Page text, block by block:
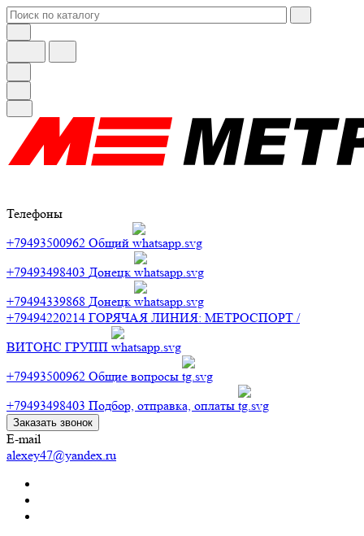
Телефоны
+79493500962 Общий
+79493498403 Донецк
+79494339868 Донецк
+79494220214 ГОРЯЧАЯ ЛИНИЯ: МЕТРОСПОРТ /
ВИТОНС ГРУПП
+79493500962 Общие вопросы
+79493498403 Подбор, отправка, оплаты
Заказать звонок
E-mail
alexey47@yandex.ru